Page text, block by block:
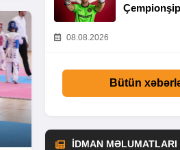
08.08.2026
Bütün
İDMAN MƏLUMATLARI